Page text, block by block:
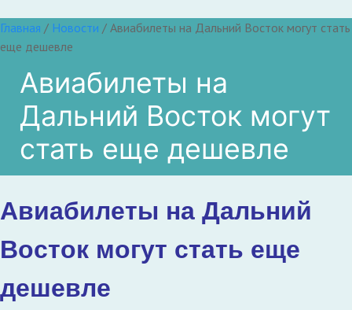
Главная / Новости / Авиабилеты на Дальний Восток могут стать
еще дешевле
Авиабилеты на
Дальний Восток могут
стать еще дешевле
Авиабилеты на Дальний
Восток могут стать еще
дешевле